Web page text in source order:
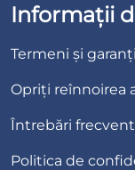
Informații
Termeni și
Opriți reînnoirea
Întrebări
Politica de